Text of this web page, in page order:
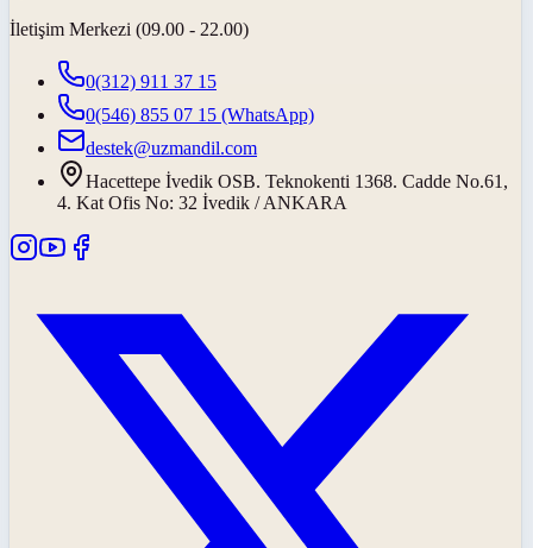
İletişim Merkezi (09.00 - 22.00)
0(312) 911 37 15
0(546) 855 07 15 (WhatsApp)
destek@uzmandil.com
Hacettepe İvedik OSB. Teknokenti 1368. Cadde No.61,
4. Kat Ofis No: 32 İvedik / ANKARA